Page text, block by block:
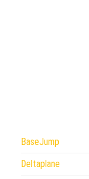
BaseJump
Deltaplane